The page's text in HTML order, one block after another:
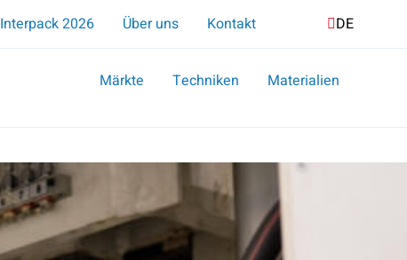
Interpack 2026 Über uns Kontakt SucheDE
Märkte Techniken Materialien